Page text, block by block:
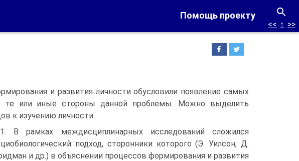
Помощь проекту
<< ↑ >>
и развития личности обусловили появление самых
те или иные стороны данной проблемы. Можно выделить
к изучению личности.
1. В рамках междисциплинарных исследований сложился
подход, сторонники которого (Э. Уилсон, Д.
и др.) в объяснении процессов формирования и развития